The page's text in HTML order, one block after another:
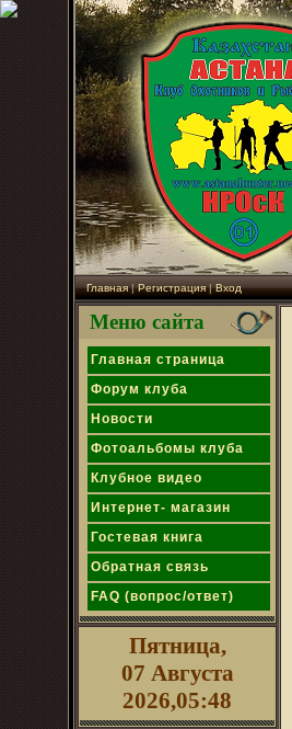
Главная|Регистрация|Вход
Меню сайта
Главная страница
Форум клуба
Новости
Фотоальбомы клуба
Клубное видео
Интернет- магазин
Гостевая книга
Обратная связь
FAQ (вопрос/ответ)
Пятница,
07 Августа
2026,05:48